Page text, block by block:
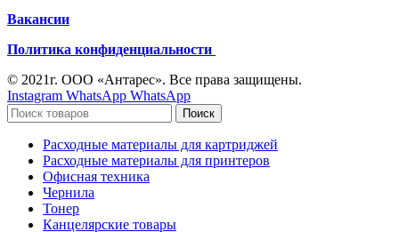
Вакансии
Политика конфиденциальности
© 2021г. ООО «Антарес». Все права защищены.
Instagram WhatsApp WhatsApp
Поиск
Расходные материалы для картриджей
Расходные материалы для принтеров
Офисная техника
Чернила
Тонер
Канцелярские товары